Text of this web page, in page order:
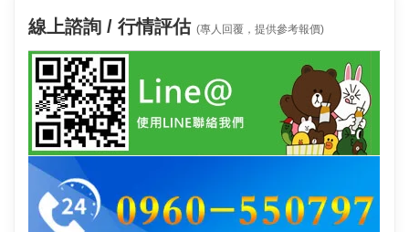
線上諮詢 / 行情評估 (專人回覆，提供參考報價)